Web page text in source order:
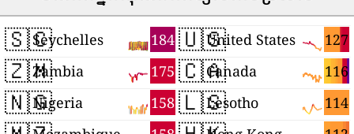
🇸🇨 184
Seychelles
🇿🇲 175
Zambia
🇳🇬 158
Nigeria
🇺🇸 127
United States
🇨🇦 116
Canada
🇱🇸 114
Lesotho